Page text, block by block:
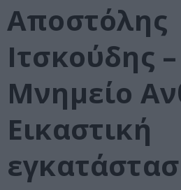
Αποστόλης
Ιτσκούδης –
Μνημείο
Εικαστική